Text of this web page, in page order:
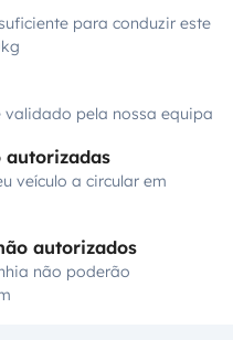
para conduzir este
pela nossa equipa
autorizadas
veículo a circular em
autorizados
não poderão